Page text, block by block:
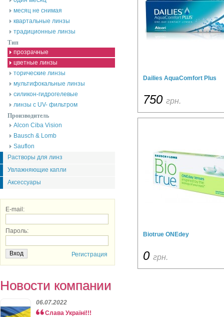
месяц не снимая
квартальные линзы
традиционные линзы
Тип
прозрачные
цветные линзы
торические линзы
мультифокальные линзы
силикон-гидрогелевые
линзы с UV- фильтром
Производитель
Alcon Ciba Vision
Bausch & Lomb
Sauflon
Растворы для линз
Увлажняющие капли
Аксессуары
E-mail:
Пароль:
Регистрация
Новости компании
06.07.2022
Слава Україні!!!
Dailies AquaComfort Plus
750 грн.
Biotrue ONEdey
0 грн.